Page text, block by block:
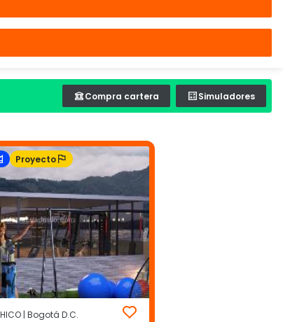
Compra cartera Simuladores
Proyecto
| Bogotá D.C.